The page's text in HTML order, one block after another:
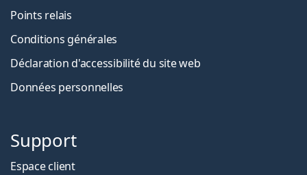
Points relais
Conditions générales
Déclaration d'accessibilité du site web
Données personnelles
Support
Espace client